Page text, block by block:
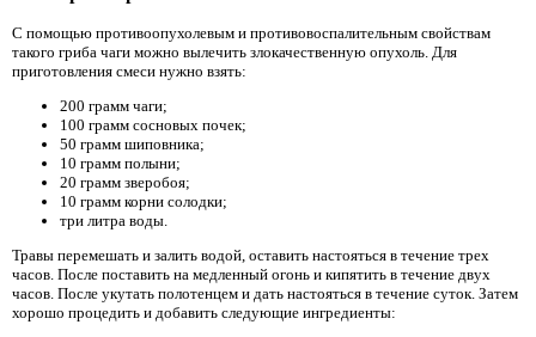
С помощью противоопухолевым и противовоспалительным свойствам
такого гриба чаги можно вылечить злокачественную опухоль. Для
приготовления смеси нужно взять:
200 грамм чаги;
100 грамм сосновых почек;
50 грамм шиповника;
10 грамм полыни;
20 грамм зверобоя;
10 грамм корни солодки;
три литра воды.
Травы перемешать и залить водой, оставить настояться в течение трех
часов. После поставить на медленный огонь и кипятить в течение двух
часов. После укутать полотенцем и дать настояться в течение суток. Затем
хорошо процедить и добавить следующие ингредиенты: